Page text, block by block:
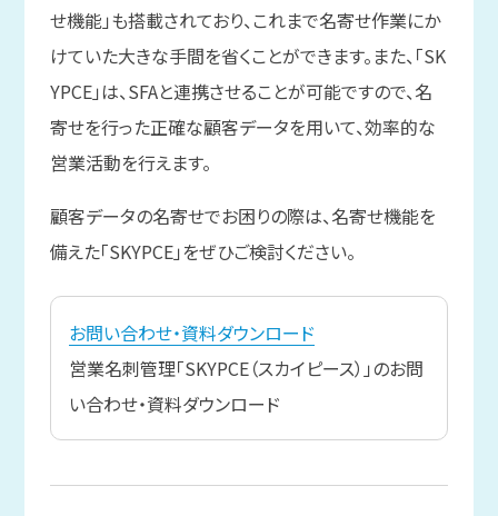
せ機能」も搭載されており、これまで名寄せ作業にか
けていた大きな手間を省くことができます。また、「SK
YPCE」は、SFAと連携させることが可能ですので、名
寄せを行った正確な顧客データを用いて、効率的な
営業活動を行えます。
顧客データの名寄せでお困りの際は、名寄せ機能を
備えた「SKYPCE」をぜひご検討ください。
お問い合わせ・資料ダウンロード
営業名刺管理「SKYPCE（スカイピース）」のお問
い合わせ・資料ダウンロード